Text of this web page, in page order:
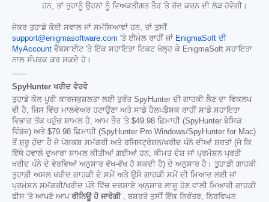
ਹਨ, ਤਾਂ ਤੁਹਾਨੂੰ ਉਹਨਾਂ ਨੂੰ ਵਿਅਕਤੀਗਤ ਤੌਰ 'ਤੇ ਰੱਦ ਕਰਨ ਦੀ ਲੋੜ ਹੋਵੇਗੀ।
ਜੇਕਰ ਤੁਹਾਡੇ ਕੋਈ ਸਵਾਲ ਜਾਂ ਸਮੱਸਿਆਵਾਂ ਹਨ, ਤਾਂ ਤੁਸੀਂ
support@enigmasoftware.com 'ਤੇ ਈਮੇਲ ਰਾਹੀਂ ਜਾਂ EnigmaSoft ਦੀ
MyAccount ਵੈੱਬਸਾਈਟ 'ਤੇ ਇੱਕ ਸਹਾਇਤਾ ਟਿਕਟ ਖੋਲ੍ਹ ਕੇ EnigmaSoft ਸਹਾਇਤਾ
ਨਾਲ ਸੰਪਰਕ ਕਰ ਸਕਦੇ ਹੋ।
------
SpyHunter ਖਰੀਦ ਵੇਰਵੇ
ਤੁਹਾਡੇ ਕੋਲ ਪੂਰੀ ਕਾਰਜਕੁਸ਼ਲਤਾ ਲਈ ਤੁਰੰਤ SpyHunter ਦੀ ਗਾਹਕੀ ਲੈਣ ਦਾ ਵਿਕਲਪ
ਵੀ ਹੈ, ਜਿਸ ਵਿੱਚ ਮਾਲਵੇਅਰ ਹਟਾਉਣਾ ਅਤੇ ਸਾਡੇ ਹੈਲਪਡੈਸਕ ਰਾਹੀਂ ਸਾਡੇ ਸਹਾਇਤਾ
ਵਿਭਾਗ ਤੱਕ ਪਹੁੰਚ ਸ਼ਾਮਲ ਹੈ, ਆਮ ਤੌਰ 'ਤੇ $49.98 ਛਿਮਾਹੀ (SpyHunter ਬੇਸਿਕ
ਵਿੰਡੋਜ਼) ਅਤੇ $79.98 ਛਿਮਾਹੀ (SpyHunter Pro Windows/SpyHunter for Mac)
ਤੋਂ ਸ਼ੁਰੂ ਹੁੰਦਾ ਹੈ ਜੋ ਪੇਸ਼ਕਸ਼ ਸਮੱਗਰੀ ਅਤੇ ਰਜਿਸਟ੍ਰੇਸ਼ਨ/ਖਰੀਦ ਪੰਨੇ ਦੀਆਂ ਸ਼ਰਤਾਂ (ਜੋ ਕਿ
ਇੱਥੇ ਹਵਾਲੇ ਦੁਆਰਾ ਸ਼ਾਮਲ ਕੀਤੀਆਂ ਗਈਆਂ ਹਨ; ਕੀਮਤ ਦੇਸ਼ ਜਾਂ ਪ੍ਰਮੋਸ਼ਨ ਪ੍ਰਤੀ
ਖਰੀਦ ਪੰਨੇ ਦੇ ਵੇਰਵਿਆਂ ਅਨੁਸਾਰ ਵੱਖ-ਵੱਖ ਹੋ ਸਕਦੀ ਹੈ) ਦੇ ਅਨੁਸਾਰ ਹੈ। ਤੁਹਾਡੀ ਗਾਹਕੀ
ਤੁਹਾਡੀ ਅਸਲ ਖਰੀਦ ਗਾਹਕੀ ਦੇ ਸਮੇਂ ਅਤੇ ਉਸੇ ਗਾਹਕੀ ਸਮੇਂ ਦੀ ਮਿਆਦ ਲਈ ਜਾਂ
ਪ੍ਰਮੋਸ਼ਨ ਸਮੱਗਰੀ/ਖਰੀਦ ਪੰਨੇ ਵਿੱਚ ਦਰਸਾਏ ਅਨੁਸਾਰ ਲਾਗੂ ਹੋਣ ਵਾਲੀ ਮਿਆਰੀ ਗਾਹਕੀ
ਫੀਸ 'ਤੇ ਆਪਣੇ ਆਪ ਰੀਨਿਊ ਹੋ ਜਾਵੇਗੀ, ਬਸ਼ਰਤੇ ਤੁਸੀਂ ਇੱਕ ਨਿਰੰਤਰ, ਨਿਰਵਿਘਨ